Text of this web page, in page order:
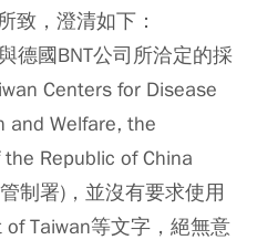
致，澄清如下：
德國BNT公司所洽定的採
Centers for Disease
and Welfare, the
Republic of China
制署)，並沒有要求使用
Taiwan等文字，絕無意